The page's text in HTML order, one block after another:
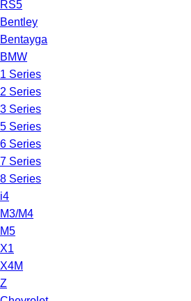
RS5
Bentley
Bentayga
BMW
1 Series
2 Series
3 Series
5 Series
6 Series
7 Series
8 Series
i4
M3/M4
M5
X1
X4M
Z